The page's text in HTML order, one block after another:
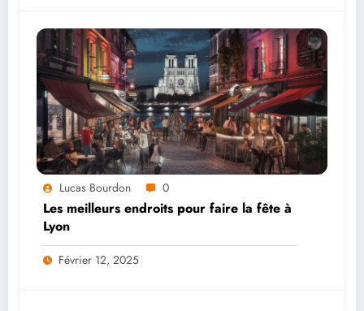
Lucas Bourdon 0
Les meilleurs endroits pour faire la fête à
Lyon
Février 12, 2025